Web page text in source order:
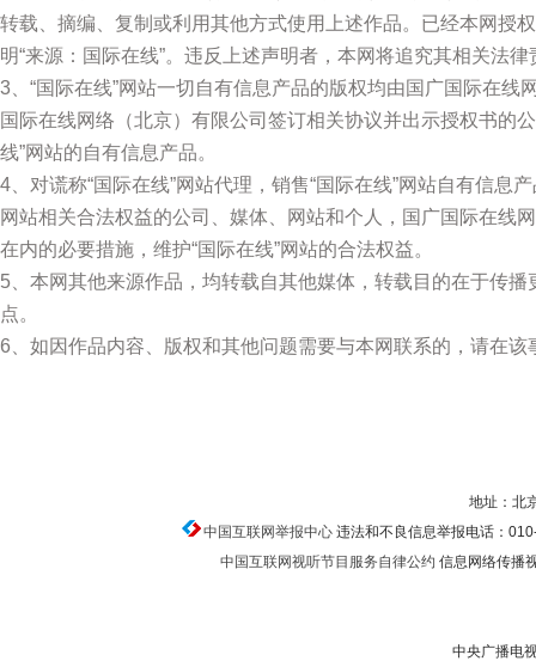
转载、摘编、复制或利用其他方式使用上述作品。已经本网授
明“来源：国际在线”。违反上述声明者，本网将追究其相关法律
3、“国际在线”网站一切自有信息产品的版权均由国广国际在
国际在线网络（北京）有限公司签订相关协议并出示授权书的
线”网站的自有信息产品。
4、对谎称“国际在线”网站代理，销售“国际在线”网站自有信息
网站相关合法权益的公司、媒体、网站和个人，国广国际在线
在内的必要措施，维护“国际在线”网站的合法权益。
5、本网其他来源作品，均转载自其他媒体，转载目的在于传
点。
6、如因作品内容、版权和其他问题需要与本网联系的，请在
地址：北
中国互联网举报中心违法和不良信息举报电话：
中国互联网视听节目服务自律公约 信息网络传播
中央广播电